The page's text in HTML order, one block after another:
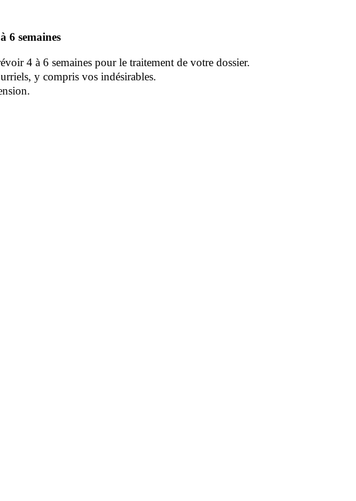
6 semaines
4 à 6 semaines pour le traitement de votre dossier.
y compris vos indésirables.